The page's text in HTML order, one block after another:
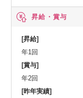
昇給・賞与
[昇給]
年1回
[賞与]
年2回
[昨年実績]